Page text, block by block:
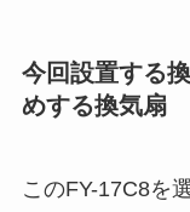
今回設置する
めする換気扇
このFY-17C8を